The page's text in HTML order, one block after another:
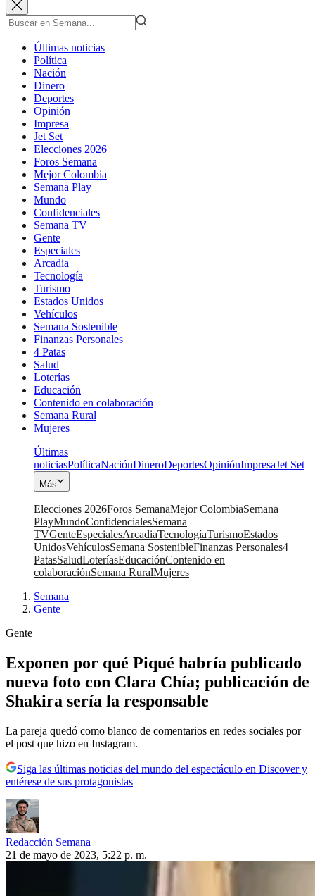
Últimas noticias
Política
Nación
Dinero
Deportes
Opinión
Impresa
Jet Set
Elecciones 2026
Foros Semana
Mejor Colombia
Semana Play
Mundo
Confidenciales
Semana TV
Gente
Especiales
Arcadia
Tecnología
Turismo
Estados Unidos
Vehículos
Semana Sostenible
Finanzas Personales
4 Patas
Salud
Loterías
Educación
Contenido en colaboración
Semana Rural
Mujeres
Últimas
noticiasPolíticaNaciónDineroDeportesOpiniónImpresaJet Set
Más
Elecciones 2026Foros SemanaMejor ColombiaSemana
PlayMundoConfidencialesSemana
TVGenteEspecialesArcadiaTecnologíaTurismoEstados
UnidosVehículosSemana SostenibleFinanzas Personales4
PatasSaludLoteríasEducaciónContenido en
colaboraciónSemana RuralMujeres
Semana|
Gente
Gente
Exponen por qué Piqué habría publicado
nueva foto con Clara Chía; publicación de
Shakira sería la responsable
La pareja quedó como blanco de comentarios en redes sociales por
el post que hizo en Instagram.
Siga las últimas noticias del mundo del espectáculo en Discover y
entérese de sus protagonistas
Redacción Semana
21 de mayo de 2023, 5:22 p. m.